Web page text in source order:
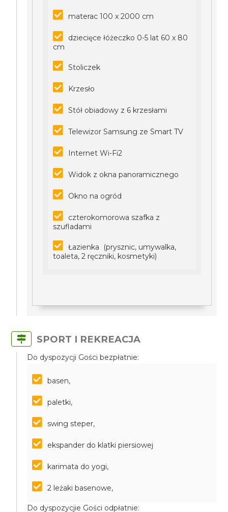
materac 100 x 2000 cm
dziecięce łóżeczko 0-5 lat 60 x 80
cm
Stoliczek
Krzesło
Stół obiadowy z 6 krzesłami
Telewizor Samsung ze Smart TV
Internet Wi-Fi2
Widok z okna panoramicznego
Okno na ogród
czterokomorowa szafka z
szufladami
Łazienka (prysznic, umywalka,
toaleta, 2 ręczniki, kosmetyki)
SPORT I REKREACJA
Do dyspozycji Gości bezpłatnie:
basen,
paletki,
swing steper,
ekspander do klatki piersiowej
karimata do yogi,
2 leżaki basenowe,
Do dyspozycjie Gości odpłatnie: